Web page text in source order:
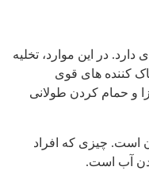
در این موارد، تخلیه‌
کننده های قوی
و حمام کردن طولانی
است. چیزی که افراد
آب است.